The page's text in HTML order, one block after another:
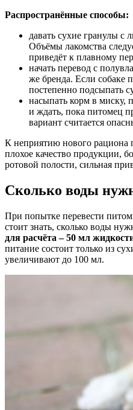
Распространённые способы:
давать сухие гранулы
Объёмы лакомства
приведёт к плавному
начать перевод с
же бренда. Если собаке
постепенно подсыпать
насыпать корм в миску,
и ждать, пока питомец
вариант считается
К неприятию нового рациона
плохое качество продукции,
ротовой полости, сильная
Сколько воды
При попытке перевести
стоит знать, сколько воды
для расчёта – 50 мл
питание состоит только из
увеличивают до 100 мл.